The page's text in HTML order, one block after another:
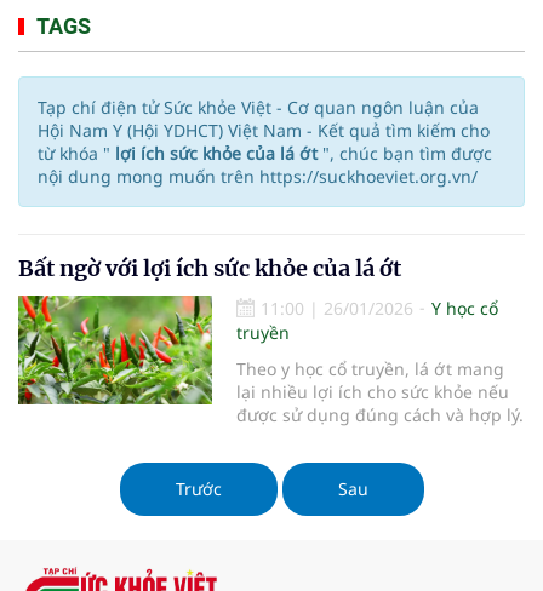
TAGS
Tạp chí điện tử Sức khỏe Việt - Cơ quan ngôn luận của
Hội Nam Y (Hội YDHCT) Việt Nam - Kết quả tìm kiếm cho
từ khóa " lợi ích sức khỏe của lá ớt ", chúc bạn tìm được
nội dung mong muốn trên https://suckhoeviet.org.vn/
Bất ngờ với lợi ích sức khỏe của lá ớt
11:00 | 26/01/2026
Y học cổ
truyền
Theo y học cổ truyền, lá ớt mang
lại nhiều lợi ích cho sức khỏe nếu
được sử dụng đúng cách và hợp lý.
Trước Sau